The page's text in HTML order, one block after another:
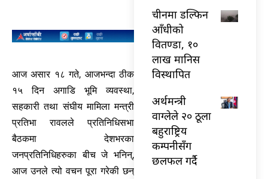
आज असार १८ गते, आजभन्दा ठीक
१५ दिन अगाडि भूमि व्यवस्था,
सहकारी तथा संघीय मामिला मन्त्री
प्रतिभा रावलले प्रतिनिधिसभा
बैठकमा देशभरका
जनप्रतिनिधिहरुका बीच जे भनिन्,
आज उनले त्यो वचन पूरा गरेकी छन्
चीनमा डल्फिन
आँधीको
वितण्डा, १०
लाख मानिस
विस्थापित
अर्थमन्त्री
वाग्लेले २० ठूला
बहुराष्ट्रिय
कम्पनीसँग
छलफल गर्दै